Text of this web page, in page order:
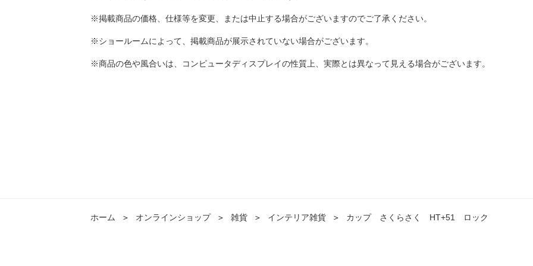
※掲載商品の価格、仕様等を変更、または中止する場合がございますのでご了承ください。
※ショールームによって、掲載商品が展示されていない場合がございます。
※商品の色や風合いは、コンピュータディスプレイの性質上、実際とは異なって見える場合がございます。
ホーム ＞ オンラインショップ ＞ 雑貨 ＞ インテリア雑貨 ＞ カップ さくらさく HT+51 ロック